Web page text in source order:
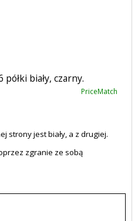
biały, czarny.
PriceMatch
strony jest biały, a z drugiej.
zgranie ze sobą